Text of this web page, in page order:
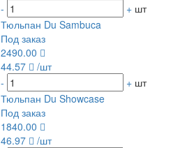
-
+ шт
Тюльпан Du Sambuca
Под заказ
2490.00
44.57
/шт
-
+ шт
Тюльпан Du Showcase
Под заказ
1840.00
46.97
/шт